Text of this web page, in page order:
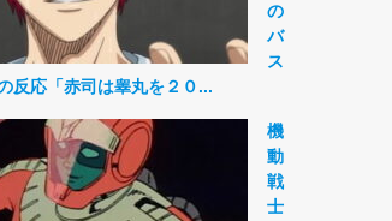
の
バ
ス
反応「赤司は睾丸を２０...
機
動
戦
士